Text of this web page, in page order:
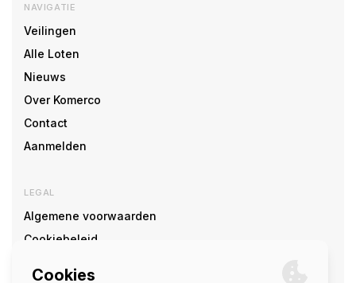
NAVIGATIE
Veilingen
Alle Loten
Nieuws
Over Komerco
Contact
Aanmelden
LEGAL
Algemene voorwaarden
Cookiebeleid